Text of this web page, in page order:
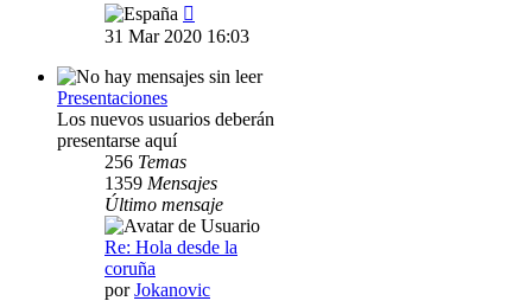
último
31 Mar 2020 16:03
Presentaciones
Los nuevos usuarios deberán
presentarse aquí
256 Temas
1359 Mensajes
Último mensaje
Re: Hola desde la
coruña
porJokanovic